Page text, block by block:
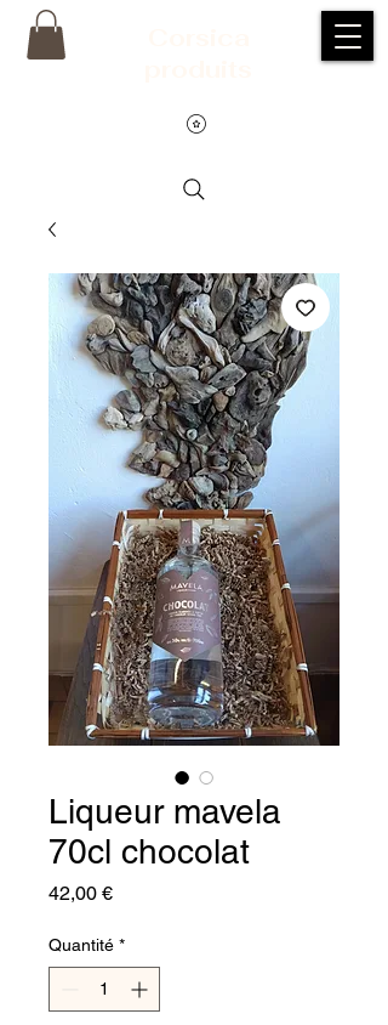
Liqueur mavela
70cl chocolat
42,00 €Prix
Quantité *